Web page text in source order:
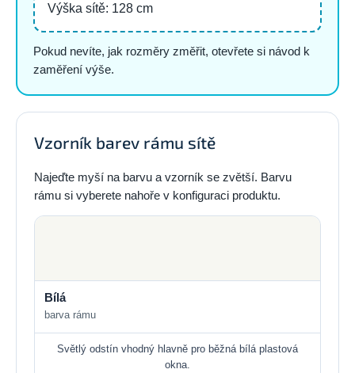
Výška sítě: 128 cm
Pokud nevíte, jak rozměry změřit, otevřete si návod k
zaměření výše.
Vzorník barev rámu sítě
Najeďte myší na barvu a vzorník se zvětší. Barvu
rámu si vyberete nahoře v konfiguraci produktu.
Bílá
barva rámu
Světlý odstín vhodný hlavně pro běžná bílá plastová
okna.